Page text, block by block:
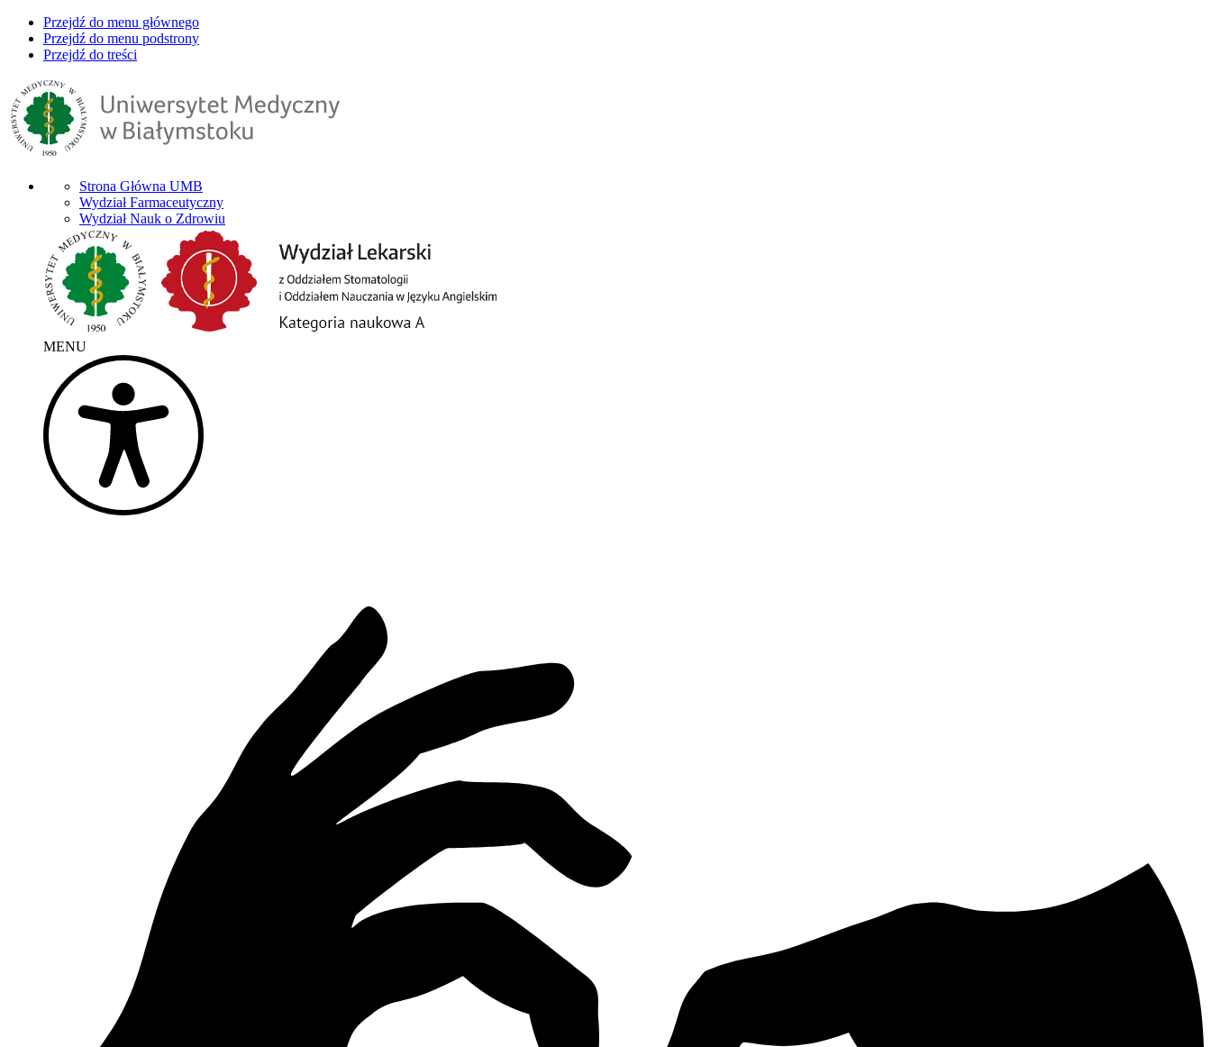
Przejdź do menu głównego
Przejdź do menu podstrony
Przejdź do treści
Strona Główna UMB
Wydział Farmaceutyczny
Wydział Nauk o Zdrowiu
MENU